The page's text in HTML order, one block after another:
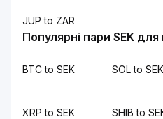
JUP to ZAR
Популярні пари SEK для
BTC to SEK SOL to SEK
XRP to SEK SHIB to